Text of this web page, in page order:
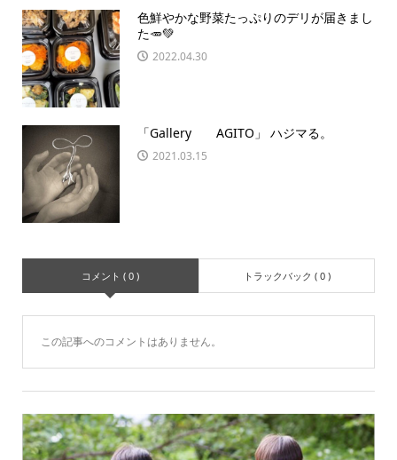
色鮮やかな野菜たっぷりのデリが届きまし
た🥕💚
2022.04.30
「Gallery AGITO」 ハジマる。
2021.03.15
コメント ( 0 ) トラックバック ( 0 )
この記事へのコメントはありません。